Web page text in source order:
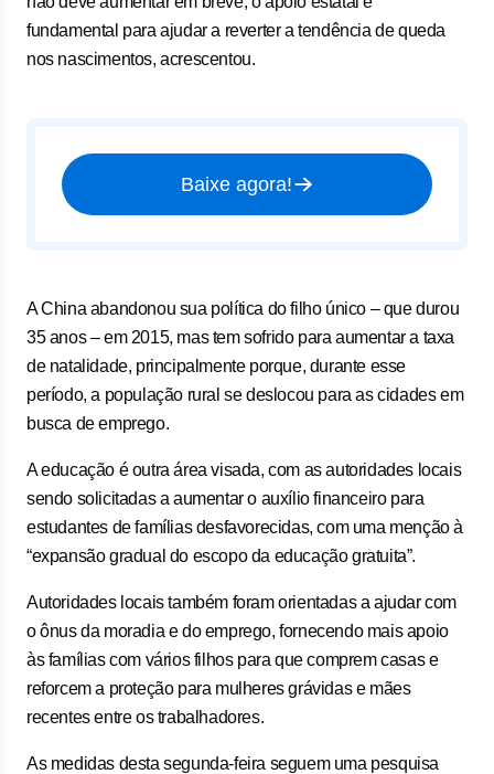
fundamental para ajudar a reverter a tendência de queda
nos nascimentos, acrescentou.
Baixe agora!
A China abandonou sua política do filho único – que durou
35 anos – em 2015, mas tem sofrido para aumentar a taxa
de natalidade, principalmente porque, durante esse
período, a população rural se deslocou para as cidades em
busca de emprego.
A educação é outra área visada, com as autoridades locais
sendo solicitadas a aumentar o auxílio financeiro para
estudantes de famílias desfavorecidas, com uma menção à
“expansão gradual do escopo da educação gratuita”.
Autoridades locais também foram orientadas a ajudar com
o ônus da moradia e do emprego, fornecendo mais apoio
às famílias com vários filhos para que comprem casas e
reforcem a proteção para mulheres grávidas e mães
recentes entre os trabalhadores.
As medidas desta segunda-feira seguem uma pesquisa